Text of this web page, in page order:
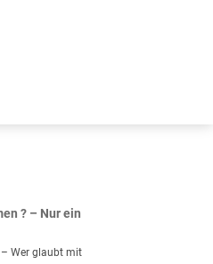
? – Nur ein
Wer glaubt mit